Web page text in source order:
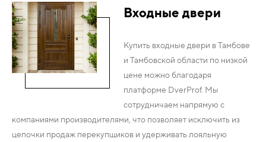
Входные двери
Купить входные двери в Тамбове
и Тамбовской области по низкой
цене можно благодаря
платформе DverProf. Мы
сотрудничаем напрямую с
компаниями производителями, что позволяет исключить из
цепочки продаж перекупщиков и удерживать лояльную